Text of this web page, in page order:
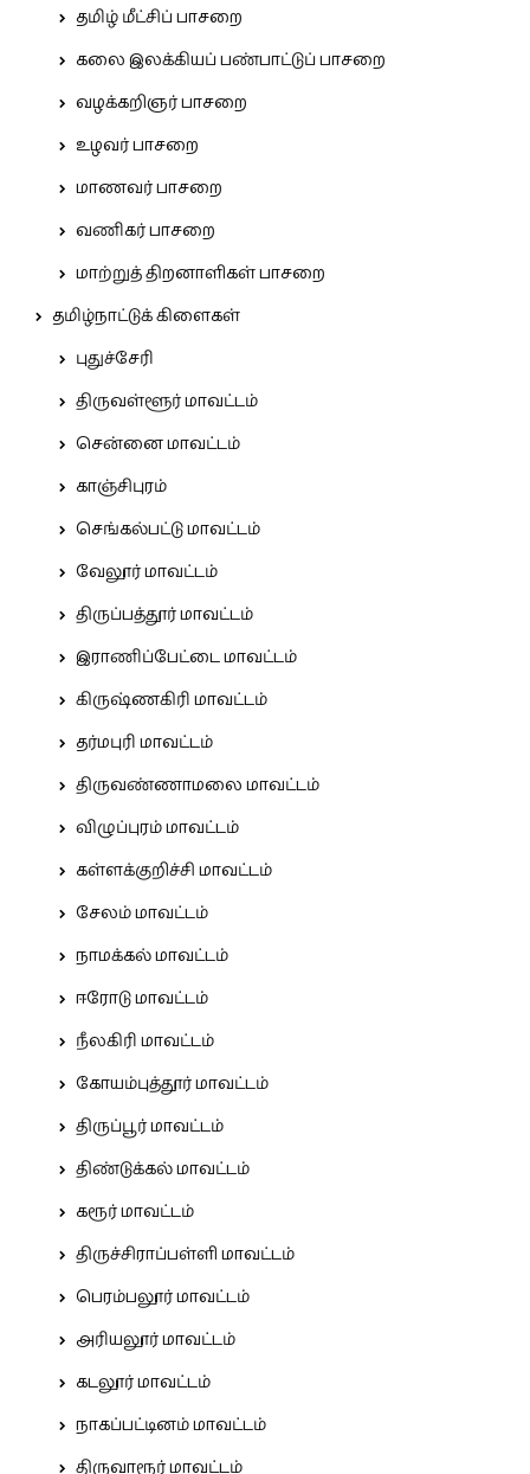
தமிழ் மீட்சிப் பாசறை
கலை இலக்கியப் பண்பாட்டுப் பாசறை
வழக்கறிஞர் பாசறை
உழவர் பாசறை
மாணவர் பாசறை
வணிகர் பாசறை
மாற்றுத் திறனாளிகள் பாசறை
தமிழ்நாட்டுக் கிளைகள்
புதுச்சேரி
திருவள்ளூர் மாவட்டம்
சென்னை மாவட்டம்
காஞ்சிபுரம்
செங்கல்பட்டு மாவட்டம்
வேலூர் மாவட்டம்
திருப்பத்தூர் மாவட்டம்
இராணிப்பேட்டை மாவட்டம்
கிருஷ்ணகிரி மாவட்டம்
தர்மபுரி மாவட்டம்
திருவண்ணாமலை மாவட்டம்
விழுப்புரம் மாவட்டம்
கள்ளக்குறிச்சி மாவட்டம்
சேலம் மாவட்டம்
நாமக்கல் மாவட்டம்
ஈரோடு மாவட்டம்
நீலகிரி மாவட்டம்
கோயம்புத்தூர் மாவட்டம்
திருப்பூர் மாவட்டம்
திண்டுக்கல் மாவட்டம்
கரூர் மாவட்டம்
திருச்சிராப்பள்ளி மாவட்டம்
பெரம்பலூர் மாவட்டம்
அரியலூர் மாவட்டம்
கடலூர் மாவட்டம்
நாகப்பட்டினம் மாவட்டம்
திருவாரூர் மாவட்டம்